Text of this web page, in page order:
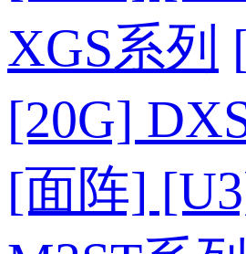
XGS系列
[20G]
[面阵]